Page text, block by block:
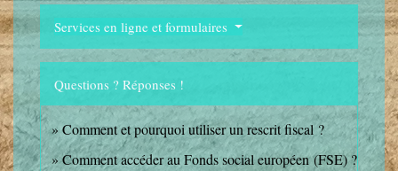
Services en ligne et formulaires
Questions ? Réponses !
Comment et pourquoi utiliser un rescrit fiscal ?
Comment accéder au Fonds social européen (FSE) ?